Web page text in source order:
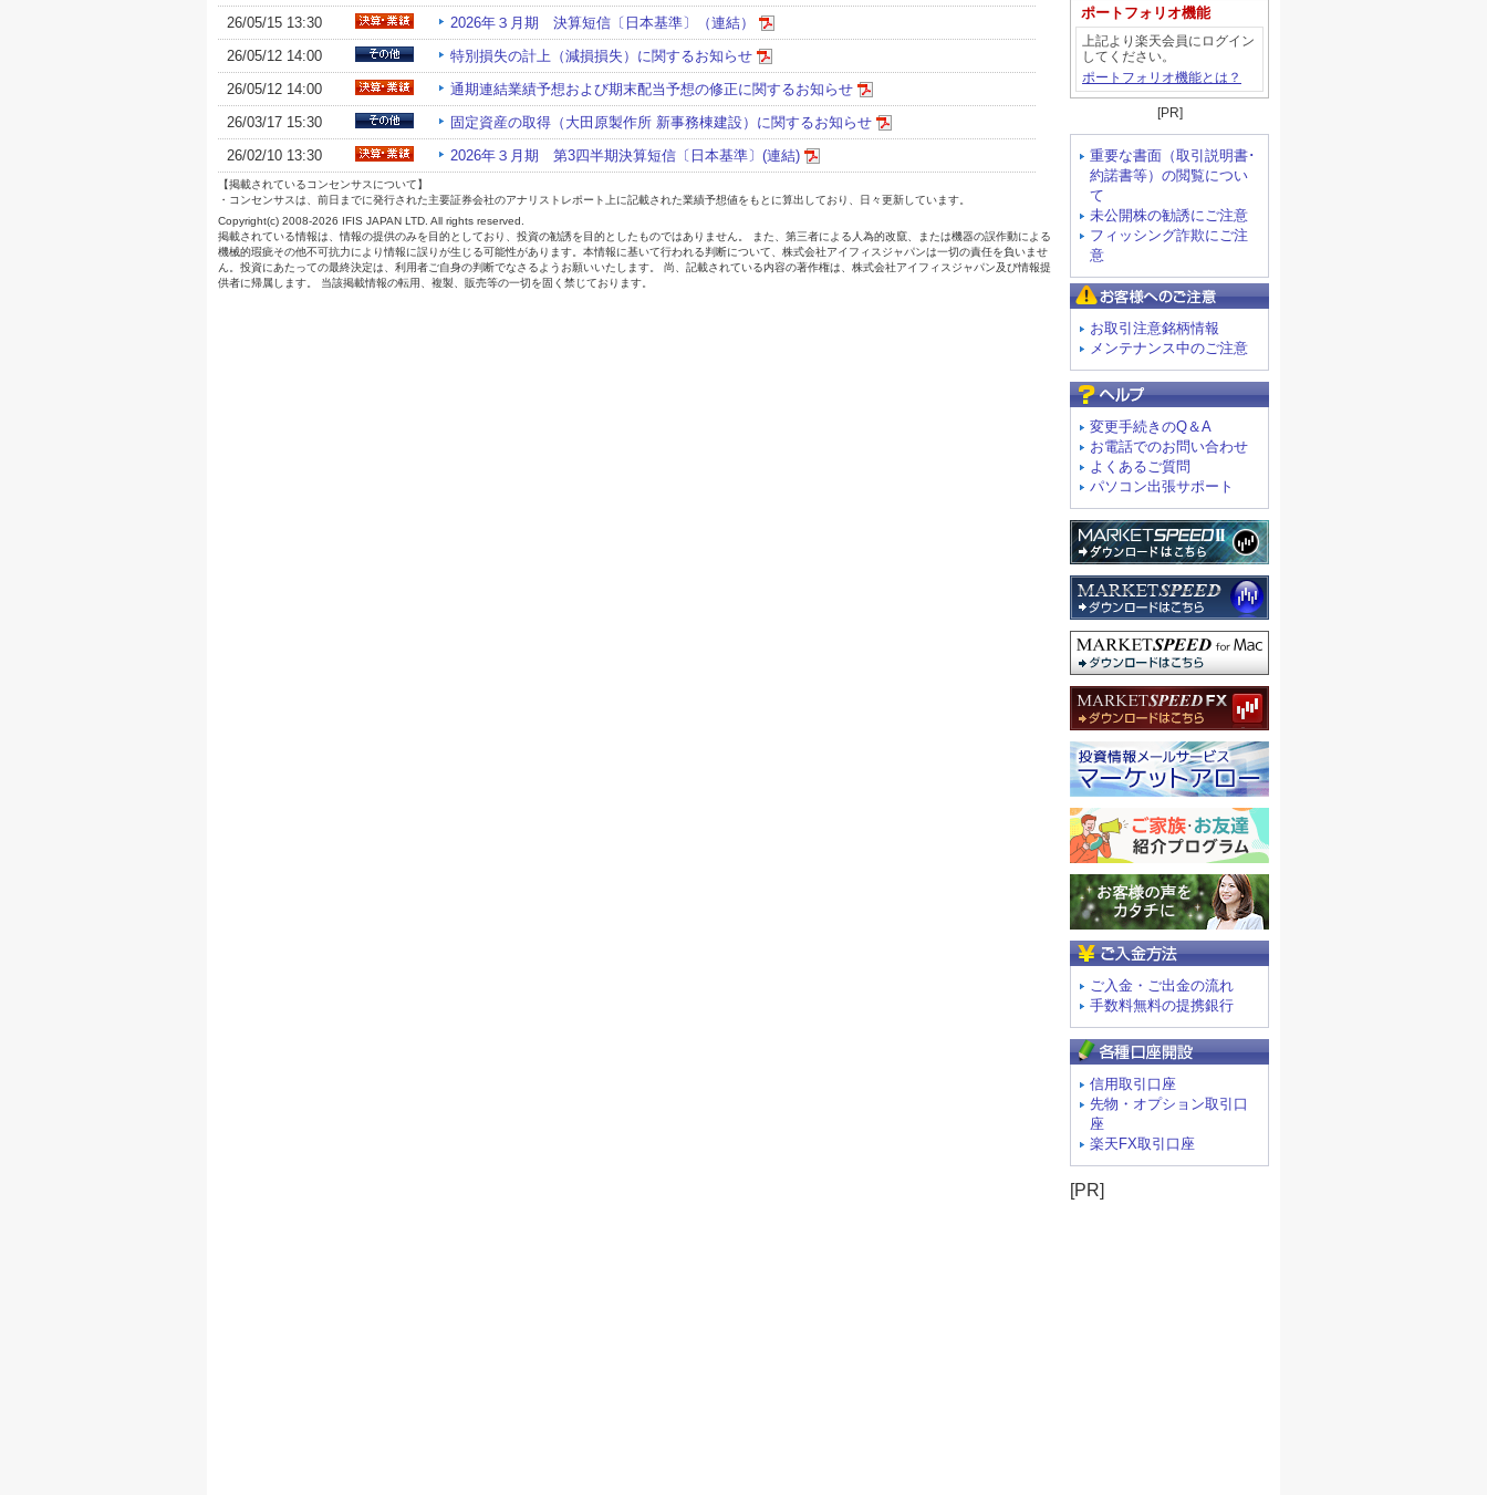
ポートフォリオ機能
上記より楽天会員にログイン
してください。
ポートフォリオ機能とは？
[PR]
重要な書面（取引説明書･
約諾書等）の閲覧につい
て
未公開株の勧誘にご注意
フィッシング詐欺にご注
意
お取引注意銘柄情報
メンテナンス中のご注意
変更手続きのQ＆A
お電話でのお問い合わせ
よくあるご質問
パソコン出張サポート
ご入金・ご出金の流れ
手数料無料の提携銀行
信用取引口座
先物・オプション取引口
座
楽天FX取引口座
[PR]